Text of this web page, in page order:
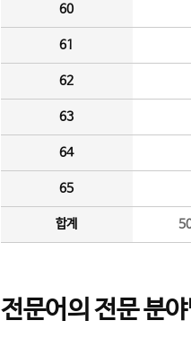
60
61
62
63
64
65
합계
전문어의 전문 분